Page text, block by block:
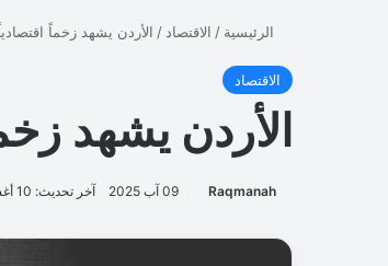
الرئيسية / الاقتصاد / الأردن يشهد زخماً
الاقتصاد
الأردن يشهد
Raqmanah 09 آب 2025 آخر تحديث: 10 أغسطس 2025